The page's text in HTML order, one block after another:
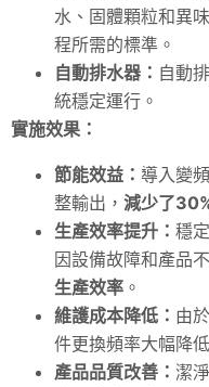
水、固體顆粒和異
程所需的標準。
自動排水器： 自動
統穩定運行。
實施效果：
節能效益： 導入變
整輸出， 減少了
生產效率提升： 穩
因設備故障和產品
生產效率 。
維護成本降低： 由
件更換頻率大幅降低
產品品質改善： 潔